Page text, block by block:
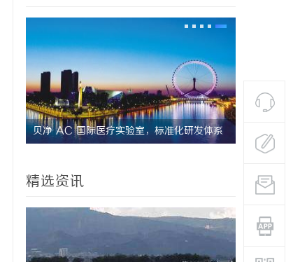
贝净 AC 国际医疗实验室，标准化研发体系
精选资讯